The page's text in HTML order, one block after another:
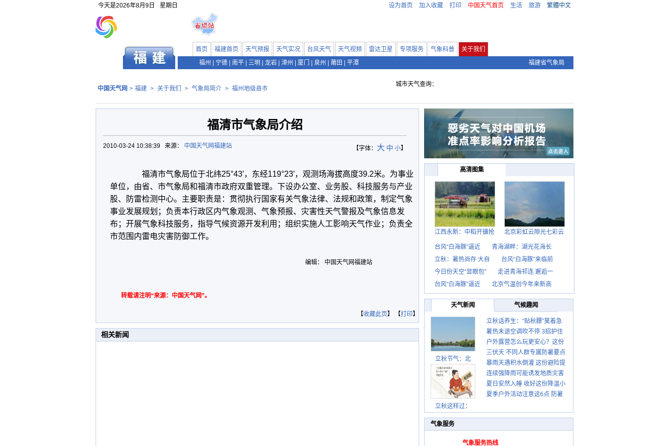
今天是2026年8月9日 星期日 设为首页 加入收藏 打印 中国天气首页 生活 旅游 繁體中文
首页 福建首页 天气预报 天气实况 台风天气 天气视频 雷达卫星 专项服务 气象科普
关于我们
福州
宁德 南平 三明 龙岩 漳州 厦门 泉州 莆田 平潭 福建省气象局
中国天气网 > 福建 > 关于我们 > 气象局简介 > 福州地级县市
城市天气查询：
福清市气象局介绍
【字体： 大 中 小】
2010-03-24 10:38:39 来源： 中国天气网福建站
福清市气象局位于北纬25°43′，东经119°23′，观测场海拔高度39.2米。为事业
单位，由省、市气象局和福清市政府双重管理。下设办公室、业务股、科技服务与产业
股、防雷检测中心。主要职责是：贯彻执行国家有关气象法律、法规和政策，制定气象
事业发展规划；负责本行政区内气象观测、气象预报、灾害性天气警报及气象信息发
布；开展气象科技服务，指导气候资源开发利用；组织实施人工影响天气作业；负责全
市范围内雷电灾害防御工作。
编辑： 中国天气网福建站
转载请注明“来源：中国天气网”。
【收藏此页】 【打印】
相关新闻
高清图集
江西永新：中稻开镰抢 北京彩虹云隙光七彩云
台风“白海豚”逼近
青海湖畔：湖光花海长
立秋：暑热尚存 大自
台风“白海豚”来临前
今日份天空“显眼包”
走进青海祁连 邂逅一
台风“白海豚”逼近
北京气温创今年来新高
天气新闻 气候趣闻
立秋节气：北
立秋这样过：
立秋话养生：“贴秋膘”莫着急
先清暑再防燥
暑热未退空调吹不停 3招护住
肩颈不酸痛
户外露营怎么玩更安心？这份
攻略请收好
三伏天 不同人群专属防暑要点
请收好
暴雨天遇积水倒灌 这份避险提
示请收好
连续强降雨可能诱发地质灾害
这些前兆要知道
夏日安然入睡 收好这份降温小
贴士
夏季户外活动注意这6点 防暑
气象服务
气象服务热线